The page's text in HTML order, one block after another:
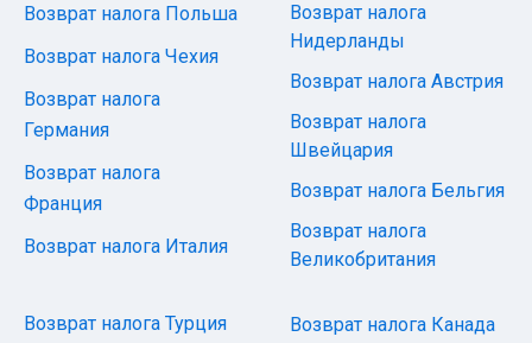
Возврат налога Польша
Возврат налога Чехия
Возврат налога
Германия
Возврат налога
Франция
Возврат налога Италия
Возврат налога
Нидерланды
Возврат налога Австрия
Возврат налога
Швейцария
Возврат налога Бельгия
Возврат налога
Великобритания
Возврат налога Турция
Возврат налога Канада